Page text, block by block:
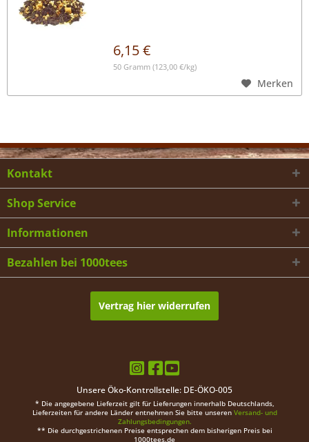
6,15 €
50 Gramm (123,00 €/kg)
Merken
Kontakt
Shop Service
Informationen
Bezahlen bei 1000tees
Vertrag hier widerrufen
Unsere Öko-Kontrollstelle: DE-ÖKO-005
* Die angegebene Lieferzeit gilt für Lieferungen innerhalb Deutschlands,
Lieferzeiten für andere Länder entnehmen Sie bitte unseren Versand- und
Zahlungsbedingungen.
** Die durchgestrichenen Preise entsprechen dem bisherigen Preis bei
1000tees.de